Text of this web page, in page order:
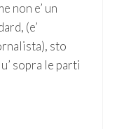
non e’ un
(e’
sto
sopra le parti